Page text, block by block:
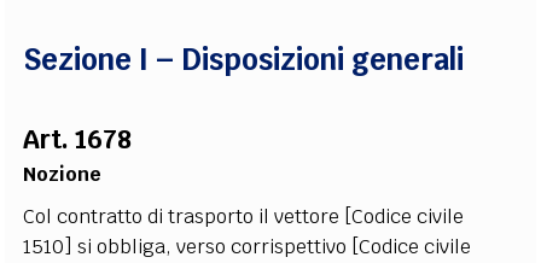
CODICI RUBRICHE LIBRI PROCEEDINGS PUBBLICITÀ CONTATTI
Sezione I – Disposizioni generali
Art. 1678
Nozione
Col contratto di trasporto il vettore [Codice civile
1510] si obbliga, verso corrispettivo [Codice civile